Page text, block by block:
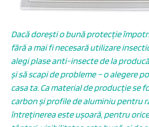
Dacă dorești o bună protecție
fără a mai fi necesară utilizare
alegi plase anti-insecte de la
și să scapi de probleme – o alegere
casa ta. Ca material de producție se
carbon și profile de aluminiu pentru
întreținerea este ușoară, pentru